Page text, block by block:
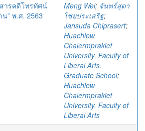
ารคดีโทรทัศน์
น” พ.ศ. 2563
Meng Wei; จันทร์สุดา
ไชยประเสริฐ;
Jansuda Chiprasert;
Huachiew
Chalermprakiet
University. Faculty of
Liberal Arts.
Graduate School;
Huachiew
Chalermprakiet
University. Faculty of
Liberal Arts